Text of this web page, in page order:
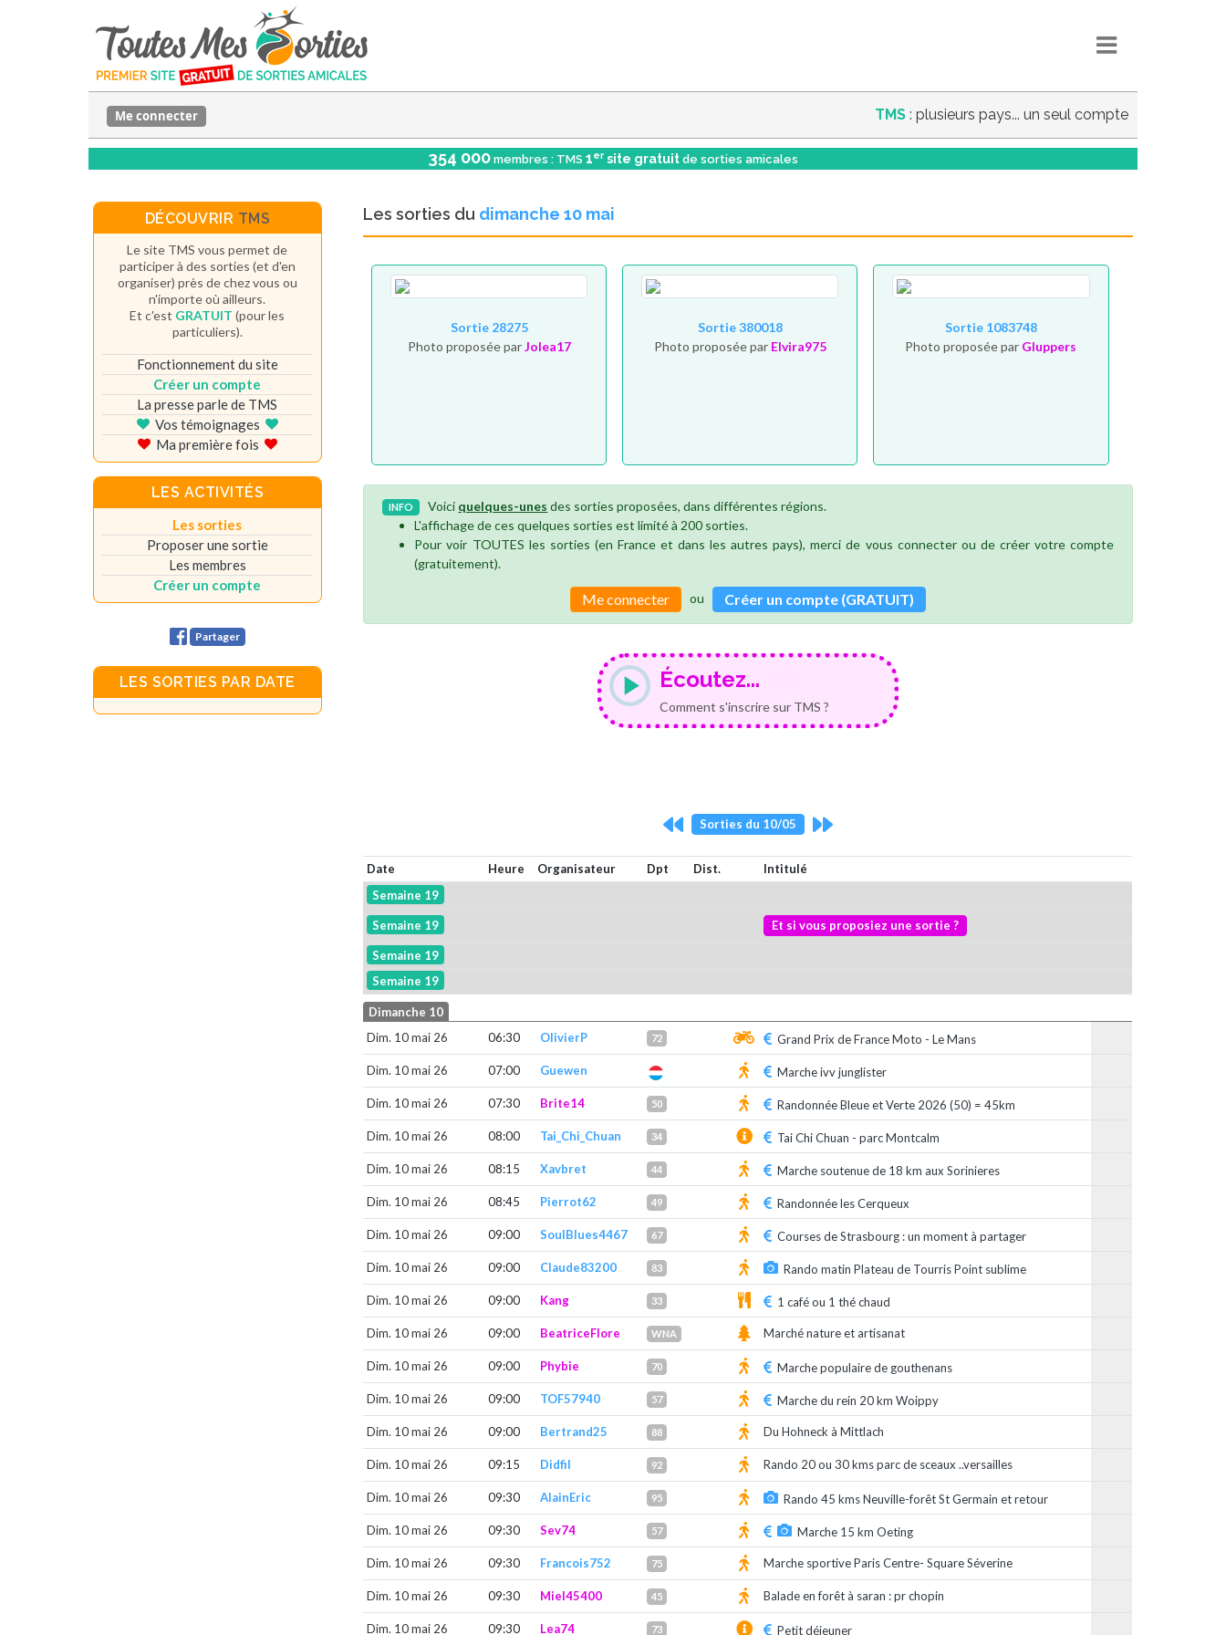
TMS : plusieurs pays... un seul compte
Me connecter
354 000 membres : TMS 1er site gratuit de sorties amicales
Les sorties du dimanche 10 mai
Sortie 28275
Photo proposée parJolea17
Sortie 380018
Photo proposée par Elvira975
Sortie 1083748
Photo proposée par Gluppers
INFO Voici quelques-unes des sorties proposées, dans différentes régions.
L'affichage de ces quelques sorties est limité à 200 sorties.
Pour voir TOUTES les sorties (en France et dans les autres pays), merci de vous connecter ou de créer votre compte
(gratuitement).
Me connecter ou Créer un compte (GRATUIT)
Écoutez...
Comment s'inscrire sur TMS ?
Sorties du 10/05
Date Heure Organisateur Dpt Dist.
Intitulé
Semaine 19
Semaine 19 Et si vous proposiez une sortie ?
Semaine 19
Semaine 19
Dimanche 10
Dim. 10 mai 26
06:30 OlivierP 72 Grand Prix de France Moto - Le Mans
Dim. 10 mai 26 07:00 Guewen Marche ivv junglister
Dim. 10 mai 26 07:30 Brite14 50 Randonnée Bleue et Verte 2026 (50) = 45km
Dim. 10 mai 26 08:00 Tai_Chi_Chuan 34 Tai Chi Chuan - parc Montcalm
Dim. 10 mai 26 08:15 Xavbret 44 Marche soutenue de 18 km aux Sorinieres
Dim. 10 mai 26 08:45 Pierrot62 49 Randonnée les Cerqueux
Dim. 10 mai 26 09:00 SoulBlues4467 67 Courses de Strasbourg : un moment à partager
Dim. 10 mai 26 09:00 Claude83200 83 Rando matin Plateau de Tourris Point sublime
Dim. 10 mai 26 09:00 Kang 33 1 café ou 1 thé chaud
Dim. 10 mai 26 09:00 BeatriceFlore WNA Marché nature et artisanat
Dim. 10 mai 26 09:00 Phybie 70 Marche populaire de gouthenans
Dim. 10 mai 26 09:00 TOF57940 57 Marche du rein 20 km Woippy
Dim. 10 mai 26 09:00 Bertrand25 88 Du Hohneck à Mittlach
Dim. 10 mai 26 09:15 Didfil 92 Rando 20 ou 30 kms parc de sceaux ..versailles
Dim. 10 mai 26 09:30 AlainEric 95 Rando 45 kms Neuville-forêt St Germain et retour
Dim. 10 mai 26 09:30 Sev74 57 Marche 15 km Oeting
Dim. 10 mai 26 09:30 Francois752 75 Marche sportive Paris Centre- Square Séverine
Dim. 10 mai 26 09:30 Miel45400 45 Balade en forêt à saran : pr chopin
Dim. 10 mai 26 09:30 Lea74 73 Petit déjeuner
DÉCOUVRIR TMS
Le site TMS vous permet de
participer à des sorties (et d'en
organiser) près de chez vous ou
n'importe où ailleurs.
Et c'est GRATUIT (pour les
particuliers).
Fonctionnement du site
Créer un compte
La presse parle de TMS
Vos témoignages
Ma première fois
LES ACTIVITÉS
Les sorties
Proposer une sortie
Les membres
Créer un compte
Partager
LES SORTIES PAR DATE